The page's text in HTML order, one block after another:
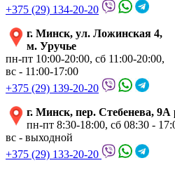
+375 (29) 134-20-20
г. Минск, ул. Ложинская 4,
м. Уручье
пн-пт 10:00-20:00, сб 11:00-20:00,
вс - 11:00-17:00
+375 (29) 139-20-20
г. Минск, пер. Стебенева,
пн-пт 8:30-18:00, сб 08:30 -
вс - выходной
+375 (29) 133-20-20